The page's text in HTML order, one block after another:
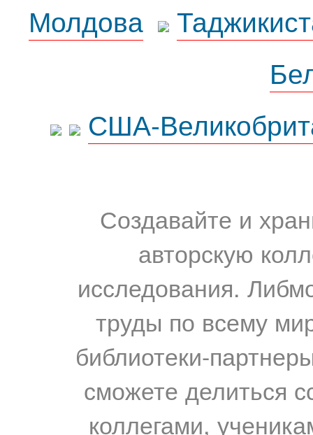
Молдова
США-
Создавайте и
авторскую
исследования.
труды по всему
библиотеки-
сможете делиться
коллегами,